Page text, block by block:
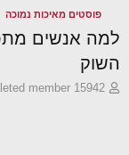
פוסטים מאיכות נמוכה
למה אנשים
השוק
פ
member 15942